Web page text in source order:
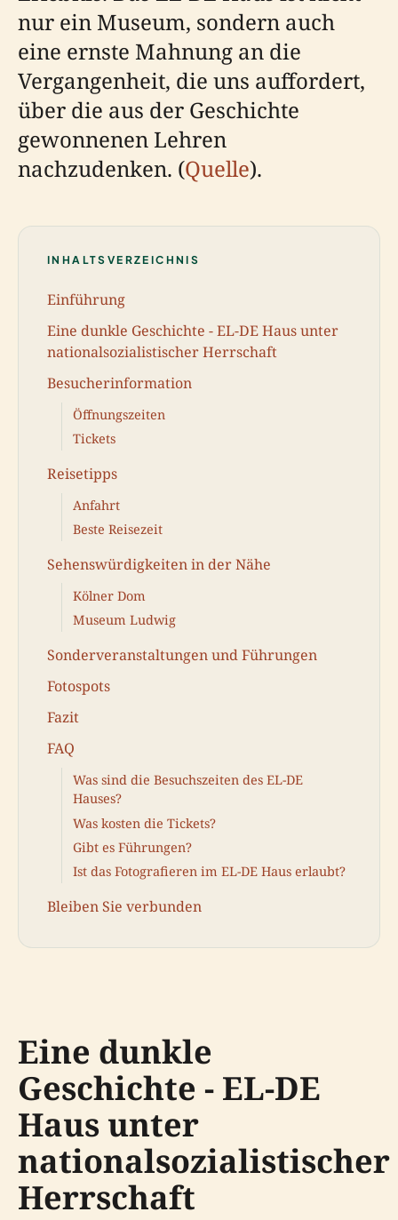
nur ein Museum, sondern auch
eine ernste Mahnung an die
Vergangenheit, die uns auffordert,
über die aus der Geschichte
gewonnenen Lehren
nachzudenken. (Quelle).
INHALTSVERZEICHNIS
Einführung
Eine dunkle Geschichte - EL-DE Haus unter
nationalsozialistischer Herrschaft
Besucherinformation
Öffnungszeiten
Tickets
Reisetipps
Anfahrt
Beste Reisezeit
Sehenswürdigkeiten in der Nähe
Kölner Dom
Museum Ludwig
Sonderveranstaltungen und Führungen
Fotospots
Fazit
FAQ
Was sind die Besuchszeiten des EL-DE
Hauses?
Was kosten die Tickets?
Gibt es Führungen?
Ist das Fotografieren im EL-DE Haus erlaubt?
Bleiben Sie verbunden
Eine dunkle
Geschichte - EL-DE
Haus unter
nationalsozialistischer
Herrschaft